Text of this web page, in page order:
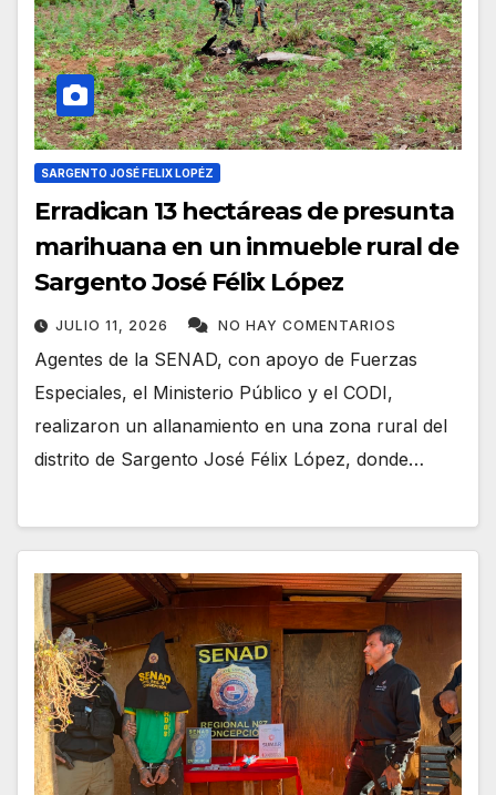
SARGENTO JOSÉ FELIX LOPÉZ
Erradican 13 hectáreas de presunta
marihuana en un inmueble rural de
Sargento José Félix López
JULIO 11, 2026 NO HAY COMENTARIOS
Agentes de la SENAD, con apoyo de Fuerzas
Especiales, el Ministerio Público y el CODI,
realizaron un allanamiento en una zona rural del
distrito de Sargento José Félix López, donde…